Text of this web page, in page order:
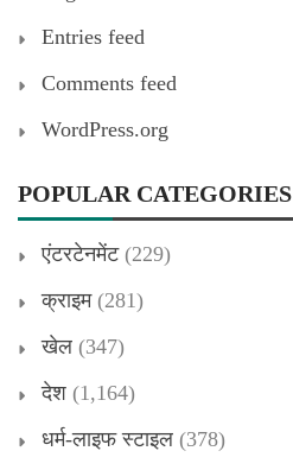
Entries feed
Comments feed
WordPress.org
POPULAR CATEGORIES
एंटरटेनमेंट(229)
क्राइम(281)
खेल (347)
देश (1,164)
धर्म-लाइफ स्टाइल (378)